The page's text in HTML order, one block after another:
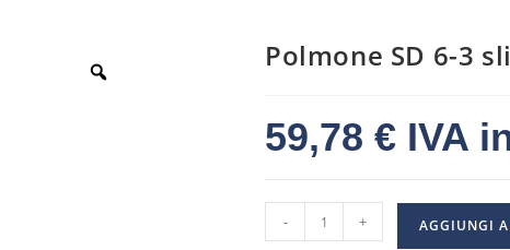
Polmone SD 6-3
59,78 € IVA
- + AGGIUNGI